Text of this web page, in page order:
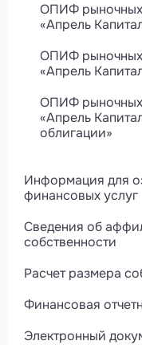
ОПИФ рыночных
«Апрель
ОПИФ рыночных
«Апрель
ОПИФ рыночных
«Апрель
облигации»
Информация для
финансовых услуг
Сведения об
собственности
Расчет размера
Финансовая
Электронный